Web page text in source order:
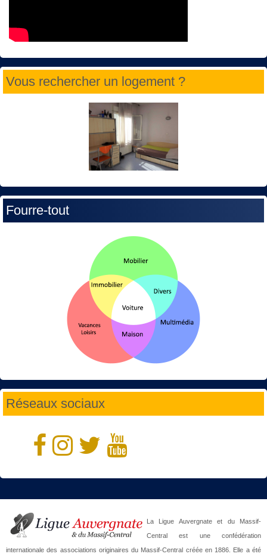
Vous rechercher un logement ?
Fourre-tout
Réseaux sociaux
La Ligue Auvergnate et du Massif-
Central est une confédération
internationale des associations originaires du Massif-Central créée en 1886. Elle a été